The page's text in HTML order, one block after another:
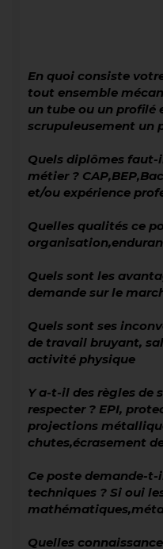
En quoi consiste
tout ensemble
un tube ou un profilé
scrupuleusement un
Quels diplômes faut-
métier ?
et/ou expérience
Quelles qualités ce
Quels sont les
demande sur le
Quels sont ses
de travail bruyant,
activité physique
Y a-t-il des règles de
respecter ? EPI,
projections
chutes,écrasement
Ce poste demande-
techniques ? Si oui
Quelles